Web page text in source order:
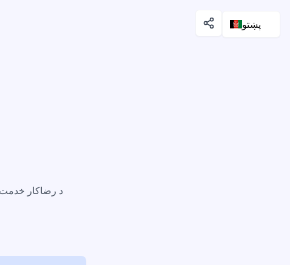
پښتو
د رضاکار خدمت